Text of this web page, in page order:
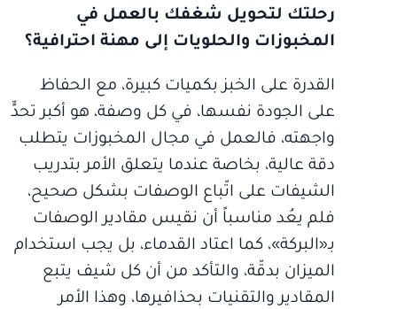
رحلتك لتحويل شغفك بالعمل في
المخبوزات والحلويات إلى مهنة احترافية؟
القدرة على الخبز بكميات كبيرة، مع الحفاظ
على الجودة نفسها، في كل وصفة، هو أكبر تحدٍّ
واجهته، فالعمل في مجال المخبوزات يتطلب
دقة عالية، بخاصة عندما يتعلق الأمر بتدريب
الشيفات على اتّباع الوصفات بشكل صحيح،
فلم يعُد مناسباً أن نقيس مقادير الوصفات
بـ«البركة»، كما اعتاد القدماء، بل يجب استخدام
الميزان بدقّة، والتأكد من أن كل شيف يتبع
المقادير والتقنيات بحذافيرها، وهذا الأمر